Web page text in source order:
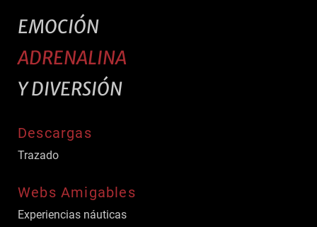
EMOCIÓN
ADRENALINA
Y DIVERSIÓN
Descargas
Trazado
Webs Amigables
Experiencias náuticas